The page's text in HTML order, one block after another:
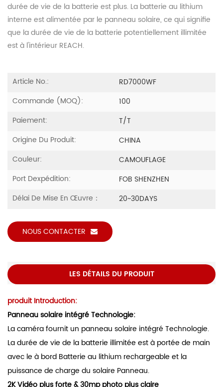
durée de vie de la batterie est plus. La batterie au lithium
interne est alimentée par le panneau solaire, ce qui signifie
que la durée de vie de la batterie potentiellement illimitée
est à l'intérieur REACH.
Article No.:
RD7000WF
Commande (MOQ):
100
Paiement:
T/T
Origine Du Produit:
CHINA
Couleur:
CAMOUFLAGE
Port Dexpédition:
FOB SHENZHEN
Délai De Mise En Œuvre：
20~30DAYS
NOUS CONTACTER
LES DÉTAILS DU PRODUIT
produit Introduction:
Panneau solaire intégré Technologie:
La caméra fournit un panneau solaire intégré Technologie.
La durée de vie de la batterie illimitée est à portée de main
avec le à bord Batterie au lithium rechargeable et la
puissance de charge du solaire Panneau.
2K Vidéo plus forte & 30mp photo plus claire